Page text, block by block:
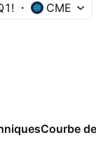
CME
Courbe